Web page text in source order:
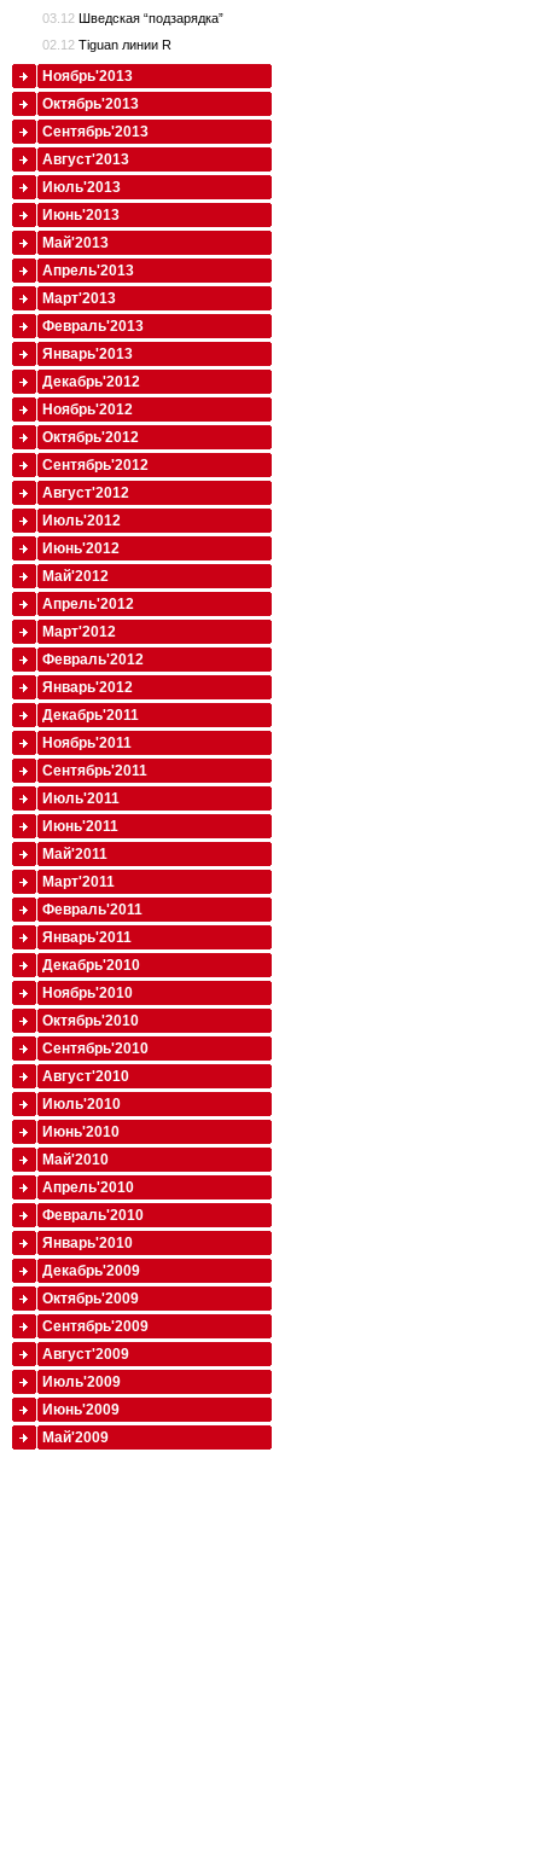
03.12 Шведская “подзарядка”
02.12 Tiguan линии R
Ноябрь'2013
Октябрь'2013
Сентябрь'2013
Август'2013
Июль'2013
Июнь'2013
Май'2013
Апрель'2013
Март'2013
Февраль'2013
Январь'2013
Декабрь'2012
Ноябрь'2012
Октябрь'2012
Сентябрь'2012
Август'2012
Июль'2012
Июнь'2012
Май'2012
Апрель'2012
Март'2012
Февраль'2012
Январь'2012
Декабрь'2011
Ноябрь'2011
Сентябрь'2011
Июль'2011
Июнь'2011
Май'2011
Март'2011
Февраль'2011
Январь'2011
Декабрь'2010
Ноябрь'2010
Октябрь'2010
Сентябрь'2010
Август'2010
Июль'2010
Июнь'2010
Май'2010
Апрель'2010
Февраль'2010
Январь'2010
Декабрь'2009
Октябрь'2009
Сентябрь'2009
Август'2009
Июль'2009
Июнь'2009
Май'2009